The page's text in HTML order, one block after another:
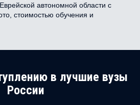
автономной области с
стоимостью обучения и
в лучшие вузы
России